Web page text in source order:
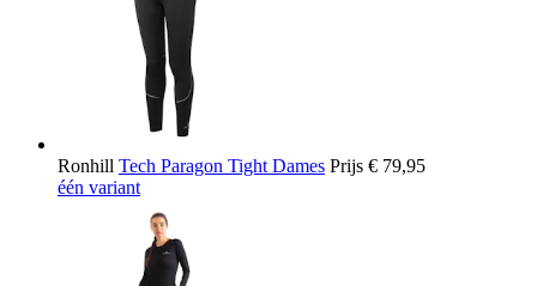
Ronhill Tech Paragon Tight Dames Prijs € 79,95
één variant